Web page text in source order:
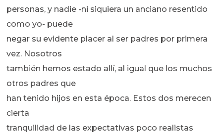
personas, y nadie -ni siquiera un anciano resentido
como yo- puede
negar su evidente placer al ser padres por primera
vez. Nosotros
también hemos estado allí, al igual que los muchos
otros padres que
han tenido hijos en esta época. Estos dos merecen
cierta
tranquilidad de las expectativas poco realistas